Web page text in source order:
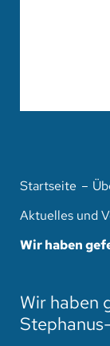
Startseite
Aktuelles und
Wir haben
Wir haben